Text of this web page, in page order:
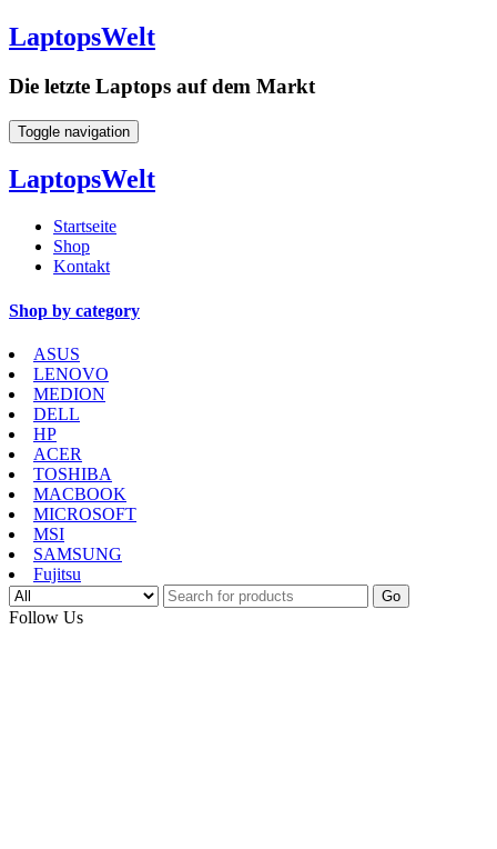
LaptopsWelt
Die letzte Laptops auf dem Markt
Toggle navigation
LaptopsWelt
Startseite
Shop
Kontakt
Shop by category
ASUS
LENOVO
MEDION
DELL
HP
ACER
TOSHIBA
MACBOOK
MICROSOFT
MSI
SAMSUNG
Fujitsu
Go
Follow Us